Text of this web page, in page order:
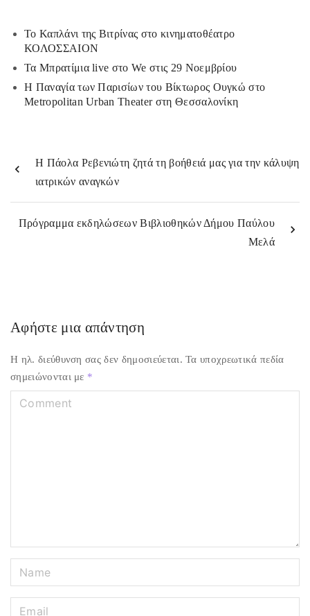
o
k
στ
εί
τε
Το Καπλάνι της Βιτρίνας στο κινηματοθέατρο
ΚΟΛΟΣΣΑΙΟΝ
Τα Μπρατίμια live στο We στις 29 Νοεμβρίου
Η Παναγία των Παρισίων του Βίκτωρος Ουγκώ στο
Metropolitan Urban Theater στη Θεσσαλονίκη
Η Πάολα Ρεβενιώτη ζητά τη βοήθειά μας για την κάλυψη
ιατρικών αναγκών
Πρόγραμμα εκδηλώσεων Βιβλιοθηκών Δήμου Παύλου
Μελά
Αφήστε μια απάντηση
Η ηλ. διεύθυνση σας δεν δημοσιεύεται. Τα υποχρεωτικά πεδία
σημειώνονται με *
a
m